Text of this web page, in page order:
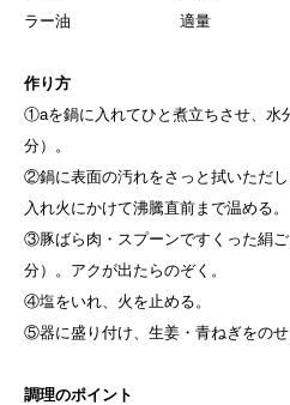
ラー油 適量
作り方
①aを鍋に入れてひと煮立ちさせ、水
分）。
②鍋に表面の汚れをさっと拭いただ
入れ火にかけて沸騰直前まで温める。
③豚ばら肉・スプーンですくった絹
分）。アクが出たらのぞく。
④塩をいれ、火を止める。
⑤器に盛り付け、生姜・青ねぎをのせ
調理のポイント